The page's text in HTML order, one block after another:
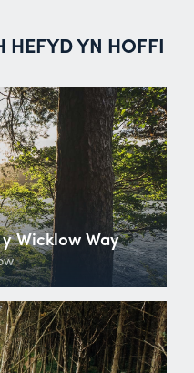
HEFYD YN HOFFI
Wicklow Way